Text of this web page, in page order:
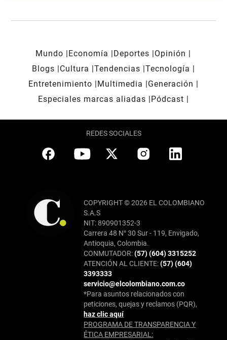
Mundo Economía Deportes
Opinión
Blogs
Cultura Tendencias Tecnología
Entretenimiento
Multimedia
Generación
Especiales marcas aliadas
Pódcast
REDES SOCIALES
COPYRIGHT © 2026 EL COLOMBIANO
S.A.S
NIT: 890901352-3
Carrera 48 N° 30 Sur - 119, Envigado,
Antioquia, Colombia.
CONMUTADOR:(57) (604) 3315252
ATENCIÓN AL CLIENTE:(57) (604)
3393333
servicio@elcolombiano.com.co
*Para asuntos relacionados con
peticiones, quejas y reclamos (PQR),
haz clic aquí
PROGRAMA DE TRANSPARENCIA Y
ÉTICA EMPRESARIAL: